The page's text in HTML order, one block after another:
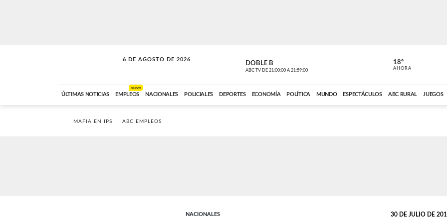
6 DE AGOSTO DE 2026
SOLO MÚSICA DOBLE B
ABC TV DE 21:00:00 A 21:59:00 ABC CARDINAL
18º
AHORA
ÚLTIMAS NOTICIAS EMPLEOS
NUEVO
NACIONALES POLICIALES DEPORTES ECONOMÍA POLÍTICA MUNDO ESPECTÁCULOS ABC RURAL JUEGOS
MAFIA EN IPS ABC EMPLEOS
NACIONALES 30 DE JULIO DE